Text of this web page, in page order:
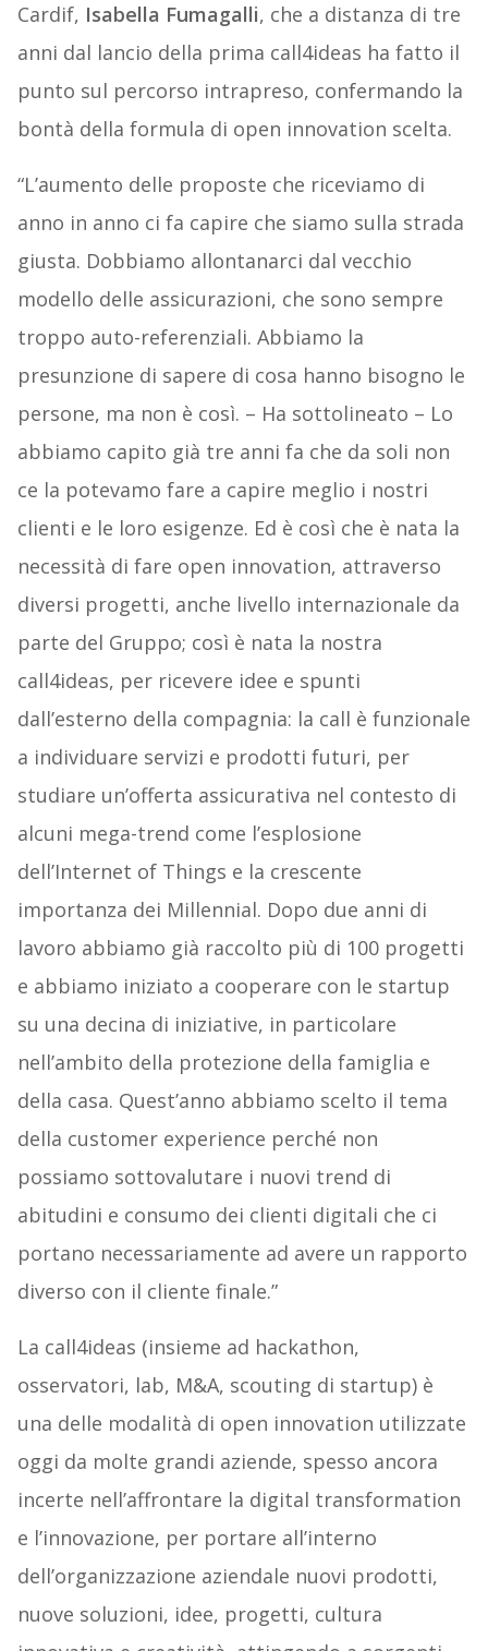
Cardif, Isabella Fumagalli, che a distanza di tre
anni dal lancio della prima call4ideas ha fatto il
punto sul percorso intrapreso, confermando la
bontà della formula di open innovation scelta.
“L’aumento delle proposte che riceviamo di
anno in anno ci fa capire che siamo sulla strada
giusta. Dobbiamo allontanarci dal vecchio
modello delle assicurazioni, che sono sempre
troppo auto-referenziali. Abbiamo la
presunzione di sapere di cosa hanno bisogno le
persone, ma non è così. – Ha sottolineato – Lo
abbiamo capito già tre anni fa che da soli non
ce la potevamo fare a capire meglio i nostri
clienti e le loro esigenze. Ed è così che è nata la
necessità di fare open innovation, attraverso
diversi progetti, anche livello internazionale da
parte del Gruppo; così è nata la nostra
call4ideas, per ricevere idee e spunti
dall’esterno della compagnia: la call è funzionale
a individuare servizi e prodotti futuri, per
studiare un’offerta assicurativa nel contesto di
alcuni mega-trend come l’esplosione
dell’Internet of Things e la crescente
importanza dei Millennial. Dopo due anni di
lavoro abbiamo già raccolto più di 100 progetti
e abbiamo iniziato a cooperare con le startup
su una decina di iniziative, in particolare
nell’ambito della protezione della famiglia e
della casa. Quest’anno abbiamo scelto il tema
della customer experience perché non
possiamo sottovalutare i nuovi trend di
abitudini e consumo dei clienti digitali che ci
portano necessariamente ad avere un rapporto
diverso con il cliente finale.”
La call4ideas (insieme ad hackathon,
osservatori, lab, M&A, scouting di startup) è
una delle modalità di open innovation utilizzate
oggi da molte grandi aziende, spesso ancora
incerte nell’affrontare la digital transformation
e l’innovazione, per portare all’interno
dell’organizzazione aziendale nuovi prodotti,
nuove soluzioni, idee, progetti, cultura